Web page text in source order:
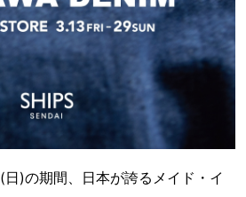
)の期間、日本が誇るメイド・イ